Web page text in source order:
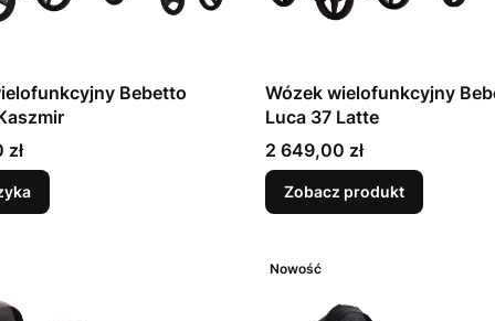
Bebetto
Kaszmir
Wózek wielofunkcyjny
Luca 37 Latte
Cena
2 649,00 zł
Zobacz produkt
Nowość